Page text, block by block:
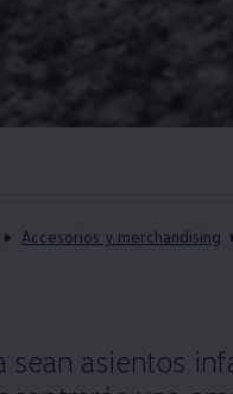
Accesorios y merchandising
sean asientos